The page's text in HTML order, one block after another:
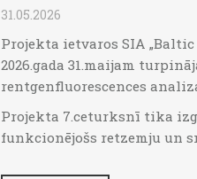
31.05.2026
Projekta ietvaros SIA
2026.gada 31.maijam
rentgenfluorescences
Projekta 7.ceturksnī tika
funkcionējošs retzemju un